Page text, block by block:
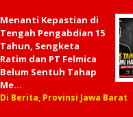
Menanti Kepastian di
Tengah Pengabdian 15
Tahun, Sengketa
Ratim dan PT Felmica
Belum Sentuh Tahap
Me…
Di Berita, Provinsi Jawa Barat